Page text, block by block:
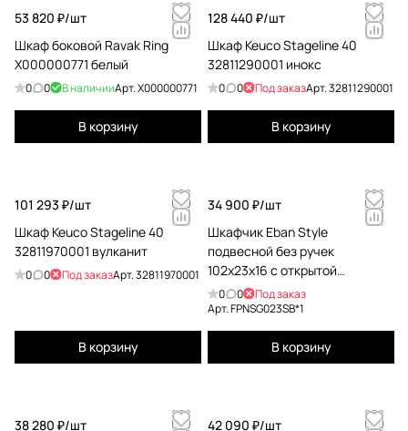
53 820 ₽/шт
Шкаф боковой Ravak Ring
X000000771 белый
0 0 В наличииАрт.X000000771
В корзину
128 440 ₽/шт
Шкаф Keuco Stageline 40
32811290001 инокс
0 0 Под заказАрт.32811290001
В корзину
101 293 ₽/шт
Шкаф Keuco Stageline 40
32811970001 вулканит
0 0 Под заказАрт.32811970001
В корзину
34 900 ₽/шт
Шкафчик Eban Style
подвесной без ручек
102х23х16 с открытой
полочкой, петли слева SX,
bianco decap&egrave
FPNSG023SB*1
0 0
Под заказ
Арт.FPNSG023SB*1
В корзину
38 280 ₽/шт 42 090 ₽/шт